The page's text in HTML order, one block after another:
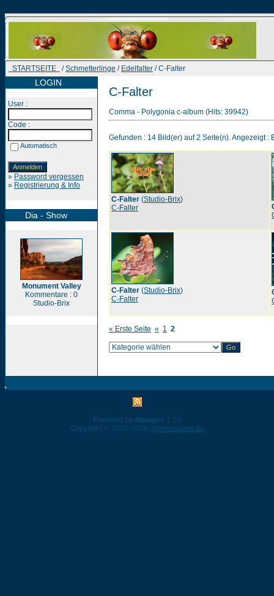
STARTSEITE /Schmetterlinge / Edelfalter / C-Falter
LOGIN
User :
Code :
Automatisch
» Password vergessen
» Registrierung & Info
Dia - Show
Monument Valley
Kommentare : 0
Studio-Brix
C-Falter
Comma - Polygonia c-album (Hits: 39942)
Gefunden : 14 Bild(er) auf 2 Seite(n). Angezeigt :
C-Falter (Studio-Brix)
C-Falter
C-Falter (Studio-Brix)
C-Falter
« Erste Seite « 1 2
Powered by 4images 1.10
Copyright © 2002-2026 4homepages.de